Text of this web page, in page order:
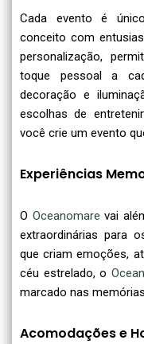
Cada evento é
conceito com
personalização,
toque pessoal a
decoração e
escolhas de
você crie um evento
Experiências
O Oceanomare vai
extraordinárias para
que criam emoções,
céu estrelado, o
marcado nas
Acomodações e